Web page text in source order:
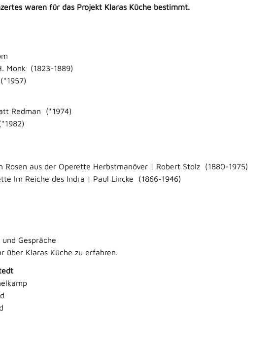
waren für das Projekt Klaras Küche bestimmt.
Monk (1823-1889)
Redman (*1974)
Rosen aus der Operette Herbstmanöver | Robert Stolz (1880-1975)
Im Reiche des Indra | Paul Lincke (1866-1946)
Gespräche
über Klaras Küche zu erfahren.